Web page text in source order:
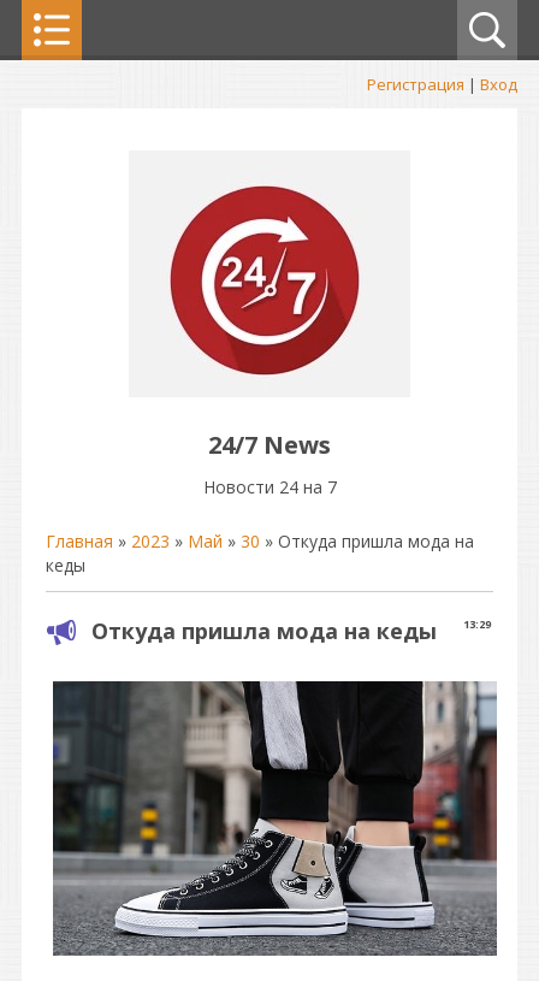
Регистрация | Вход
24/7 News
Новости 24 на 7
Главная » 2023 » Май » 30 » Откуда пришла мода на
кеды
13:29
Откуда пришла мода на кеды